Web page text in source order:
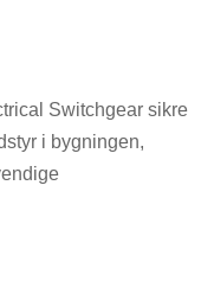
Switchgear sikre
i bygningen,